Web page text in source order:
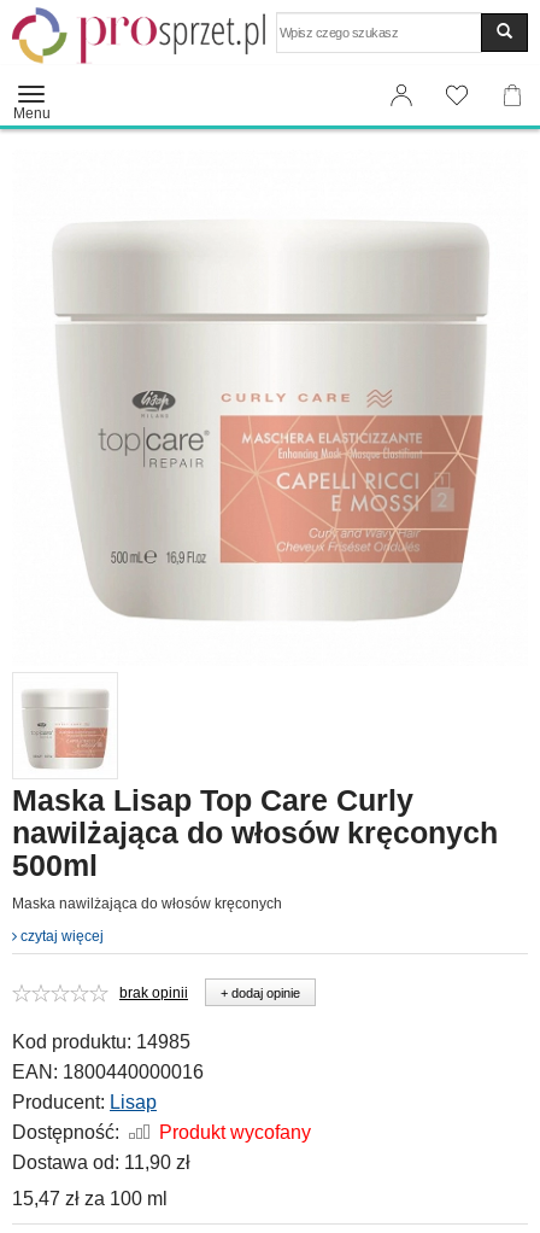
Menu
Maska Lisap Top Care Curly
nawilżająca do włosów kręconych
500ml
Maska nawilżająca do włosów kręconych
czytaj więcej
brak opinii + dodaj opinie
Kod produktu: 14985
EAN: 1800440000016
Producent: Lisap
Dostępność:
Produkt wycofany
Dostawa od: 11,90 zł
15,47 zł za 100 ml